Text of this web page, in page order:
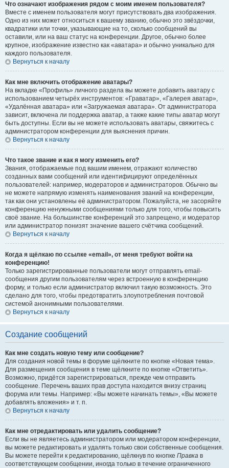
Что означают изображения рядом с моим именем пользователя?
Вместе с именем пользователя могут присутствовать два изображения.
Одно из них может относиться к вашему званию, обычно это звёздочки,
квадратики или точки, указывающие на то, сколько сообщений вы
оставили, или на ваш статус на конференции. Другое, обычно более
крупное, изображение известно как «аватара» и обычно уникально для
каждого пользователя.
Вернуться к началу
Как мне включить отображение аватары?
На вкладке «Профиль» личного раздела вы можете добавить аватару с
использованием четырёх инструментов: «Граватар», «Галерея аватар»,
«Удалённая аватара» или «Загружаемая аватара». От администратора
зависит, включена ли поддержка аватар, а также какие типы аватар могут
быть доступны. Если вы не можете использовать аватары, свяжитесь с
администратором конференции для выяснения причин.
Вернуться к началу
Что такое звание и как я могу изменить его?
Звания, отображаемые под вашим именем, отражают количество
созданных вами сообщений или идентифицируют определённых
пользователей: например, модераторов и администраторов. Обычно вы
не можете напрямую изменять наименования званий на конференции,
так как они установлены её администратором. Пожалуйста, не засоряйте
конференцию ненужными сообщениями только для того, чтобы повысить
своё звание. На большинстве конференций это запрещено, и модератор
или администратор понизят значение вашего счётчика сообщений.
Вернуться к началу
Когда я щёлкаю по ссылке «email», от меня требуют войти на
конференцию!
Только зарегистрированные пользователи могут отправлять email-
сообщения другим пользователям через встроенную в конференцию
форму, и только если администратор включил такую возможность. Это
сделано для того, чтобы предотвратить злоупотребления почтовой
системой анонимными пользователями.
Вернуться к началу
Создание сообщений
Как мне создать новую тему или сообщение?
Для создания новой темы в форуме щёлкните по кнопке «Новая тема».
Для размещения сообщения в теме щёлкните по кнопке «Ответить».
Возможно, придётся зарегистрироваться, прежде чем отправить
сообщение. Перечень ваших прав доступа находится внизу страниц
форума или темы. Например: «Вы можете начинать темы», «Вы можете
добавлять вложения» и т. п.
Вернуться к началу
Как мне отредактировать или удалить сообщение?
Если вы не являетесь администратором или модератором конференции,
вы можете редактировать и удалять только свои собственные сообщения.
Вы можете перейти к редактированию, щёлкнув по кнопке Правка в
соответствующем сообщении, иногда только в течение ограниченного